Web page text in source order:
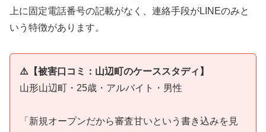
上に固定電話番号の記載がなく、連絡手段がLINEのみと
いう特徴があります。
⚠️【被害口コミ：山辺町のケーススタディ】
山形山辺町・25歳・アルバイト・男性
「新規オープンだから審査甘いという書き込みを見